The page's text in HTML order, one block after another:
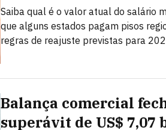
Saiba qual é o valor atual do salário
que alguns estados pagam pisos
regras de reajuste previstas para
Balança comercial
superávit de US$ 7,07